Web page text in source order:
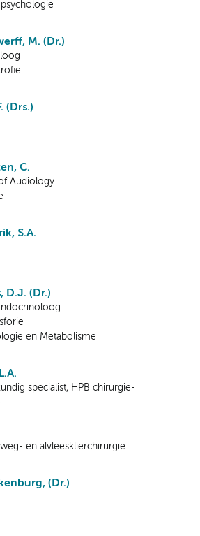
M. (Dr.)
(Drs.)
C.
Audiology
S.A.
D.J. (Dr.)
en Metabolisme
specialist, HPB chirurgie-
en alvleesklierchirurgie
(Dr.)